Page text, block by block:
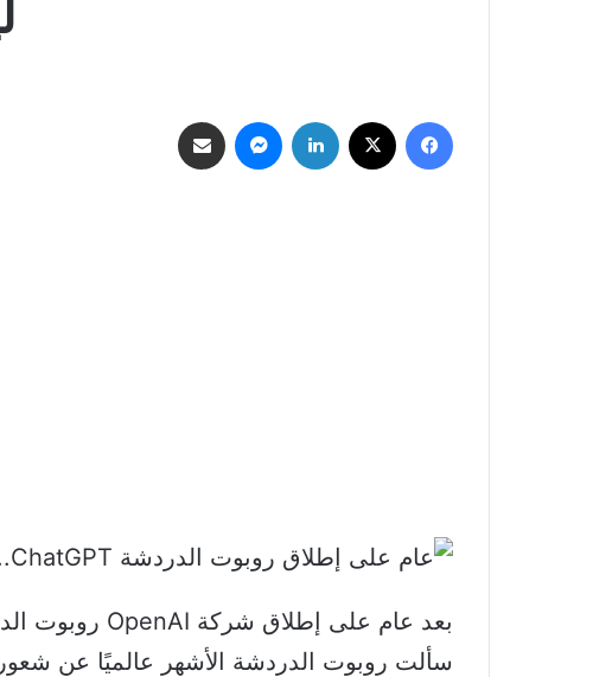
فيسبوك لينكدإن ماسنجر
سألت روبوت الدردشة الأشهر عالميًا عن شعوره